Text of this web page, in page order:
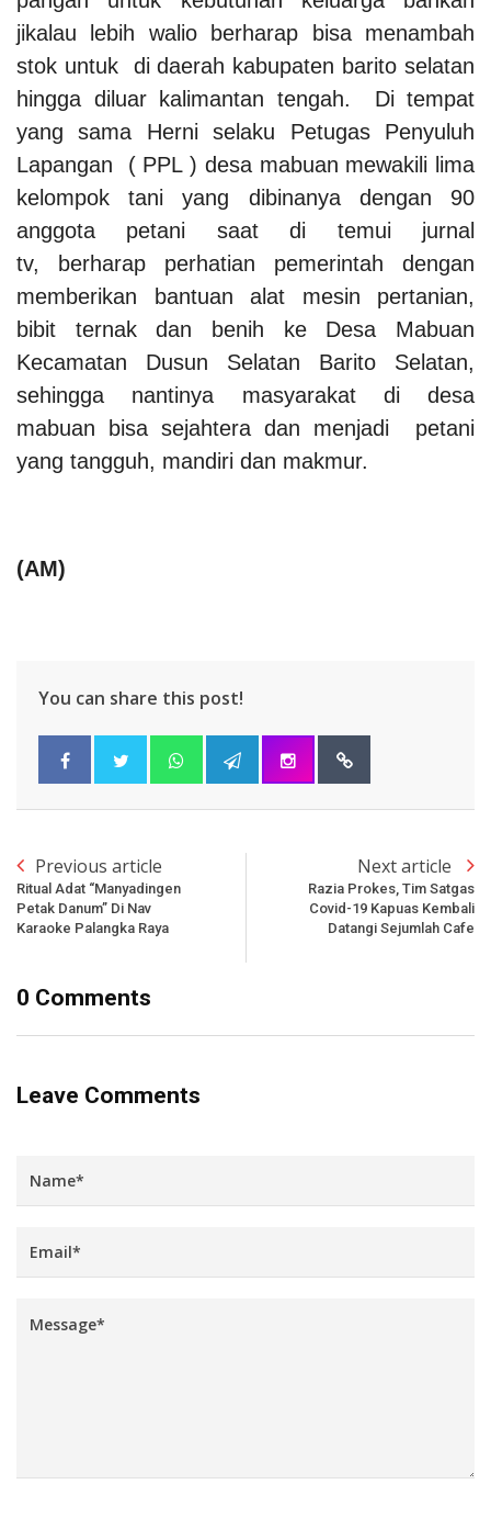
jikalau lebih walio berharap bisa menambah
stok untuk di daerah kabupaten barito selatan
hingga diluar kalimantan tengah.
Di tempat
yang sama Herni selaku Petugas Penyuluh
Lapangan ( PPL ) desa mabuan mewakili lima
kelompok tani yang dibinanya dengan 90
anggota petani saat di temui jurnal
tv, berharap perhatian pemerintah dengan
memberikan bantuan alat mesin pertanian,
bibit ternak dan benih ke Desa Mabuan
Kecamatan Dusun Selatan Barito Selatan,
sehingga nantinya masyarakat di desa
mabuan bisa sejahtera dan menjadi petani
yang tangguh, mandiri dan makmur.
(AM)
You can share this post!
Previous article
Ritual Adat “Manyadingen
Petak Danum” Di Nav
Karaoke Palangka Raya
Next article
Razia Prokes, Tim Satgas
Covid-19 Kapuas Kembali
Datangi Sejumlah Cafe
0 Comments
Leave Comments